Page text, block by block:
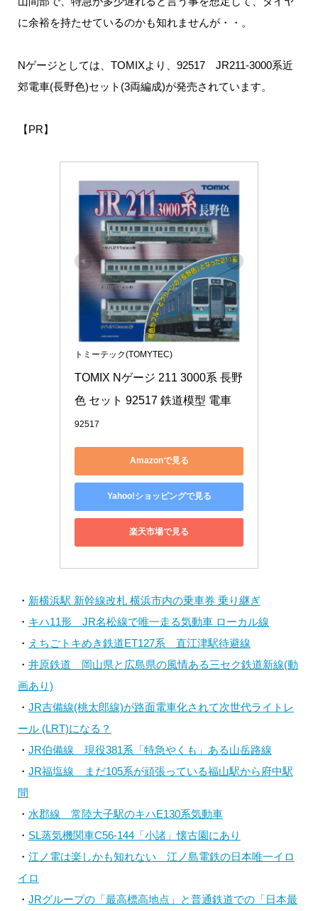
に余裕を持たせているのかも知れませんが・・。
Nゲージとしては、TOMIXより、92517 JR211-3000系近
郊電車(長野色)セット(3両編成)が発売されています。
【PR】
トミーテック(TOMYTEC)
TOMIX Nゲージ 211 3000系 長野
色 セット 92517 鉄道模型 電車
92517
Amazonで見る
Yahoo!ショッピングで見る
楽天市場で見る
・ 新横浜駅 新幹線改札 横浜市内の乗車券 乗り継ぎ
・ キハ11形 JR名松線で唯一走る気動車 ローカル線
・ えちごトキめき鉄道ET127系 直江津駅待避線
・ 井原鉄道 岡山県と広島県の風情ある三セク鉄道新線(動
画あり)
・ JR吉備線(桃太郎線)が路面電車化されて次世代ライトレ
ール (LRT)になる？
・ JR伯備線 現役381系「特急やくも」ある山岳路線
・ JR福塩線 まだ105系が頑張っている福山駅から府中駅
間
・ 水郡線 常陸大子駅のキハE130系気動車
・ SL蒸気機関車C56-144「小諸」懐古園にあり
・ 江ノ電は楽しかも知れない 江ノ島電鉄の日本唯一イロ
イロ
・ JRグループの「最高標高地点」と普通鉄道での「日本最